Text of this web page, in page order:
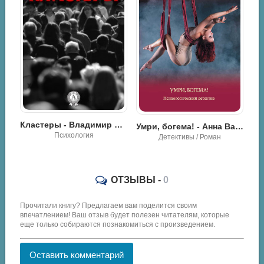
Кластеры - Владимир Иванов
Психология
Умри, богема! - Анна Васильевна Дубчак
Детективы / Роман
ОТЗЫВЫ - 0
Прочитали книгу? Предлагаем вам поделится своим
впечатлением! Ваш отзыв будет полезен читателям, которые
еще только собираются познакомиться с произведением.
Оставить комментарий